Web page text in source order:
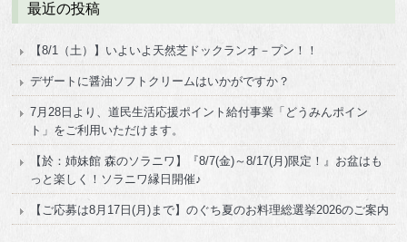
最近の投稿
【8/1（土）】いよいよ天然芝ドックランオ－プン！！
デザートに醤油ソフトクリームはいかがですか？
7月28日より、道民生活応援ポイント給付事業「どうみんポイン
ト」をご利用いただけます。
【於：姉妹館 森のソラニワ】『8/7(金)～8/17(月)限定！』お盆はも
っと楽しく！ソラニワ縁日開催♪
【ご応募は8月17日(月)まで】のぐち夏のお料理総選挙2026のご案内